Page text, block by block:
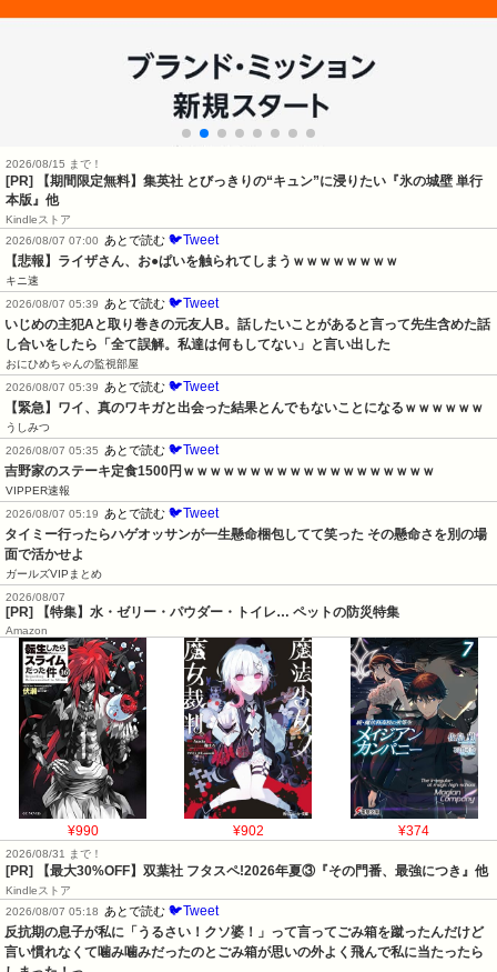
2026/08/15 まで！
[PR] 【期間限定無料】集英社 とびっきりの“キュン”に浸りたい『氷の城壁 単行
本版』他
Kindleストア
2026/08/07 07:00
あとで読む 🐦Tweet
【悲報】ライザさん、お●ぱいを触られてしまうｗｗｗｗｗｗｗｗ
キニ速
2026/08/07 05:39
あとで読む 🐦Tweet
いじめの主犯Aと取り巻きの元友人B。話したいことがあると言って先生含めた話
し合いをしたら「全て誤解。私達は何もしてない」と言い出した
おにひめちゃんの監視部屋
2026/08/07 05:39
あとで読む 🐦Tweet
【緊急】ワイ、真のワキガと出会った結果とんでもないことになるｗｗｗｗｗｗ
うしみつ
2026/08/07 05:35
あとで読む 🐦Tweet
吉野家のステーキ定食1500円ｗｗｗｗｗｗｗｗｗｗｗｗｗｗｗｗｗｗｗ
VIPPER速報
2026/08/07 05:19
あとで読む 🐦Tweet
タイミー行ったらハゲオッサンが一生懸命梱包してて笑った その懸命さを別の場
面で活かせよ
ガールズVIPまとめ
2026/08/07
[PR] 【特集】水・ゼリー・パウダー・トイレ… ペットの防災特集
Amazon
¥990 ¥902 ¥374
2026/08/31 まで！
[PR] 【最大30%OFF】双葉社 フタスペ!2026年夏③『その門番、最強につき』他
Kindleストア
2026/08/07 05:18
あとで読む 🐦Tweet
反抗期の息子が私に「うるさい！クソ婆！」って言ってごみ箱を蹴ったんだけど
言い慣れなくて噛み噛みだったのとごみ箱が思いの外よく飛んで私に当たったら